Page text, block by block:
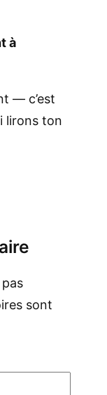
à
— c’est
lirons ton
sont